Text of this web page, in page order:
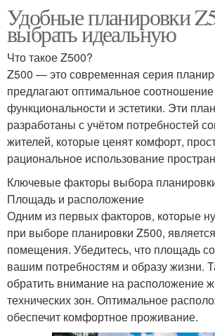
Удобные планировки
выбрать идеальную
Что такое Z500?
Z500 — это современная серия
предлагают оптимальное соотношение
функциональности и эстетики. Эти
разработаны с учётом потребностей
жителей, которые ценят комфорт,
рациональное использование
Ключевые факторы выбора
Площадь и расположение
Одним из первых факторов, которые
при выборе планировки Z500,
помещения. Убедитесь, что площадь
вашим потребностям и образу жизни.
обратить внимание на расположение
технических зон. Оптимальное
обеспечит комфортное проживание.